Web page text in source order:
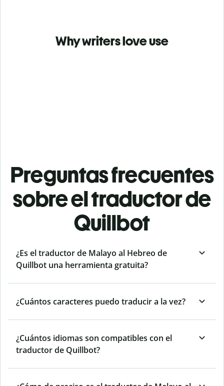
Why writers love use
Preguntas frecuentes
sobre el traductor de
Quillbot
¿Es el traductor de Malayo al Hebreo de
Quillbot una herramienta gratuita?
¿Cuántos caracteres puedo traducir a la vez?
¿Cuántos idiomas son compatibles con el
traductor de Quillbot?